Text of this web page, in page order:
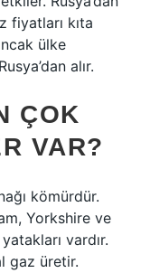
fiyatları kıta
ülke
alır.
ÇOK
VAR?
kömürdür.
Yorkshire ve
vardır.
gaz üretir.